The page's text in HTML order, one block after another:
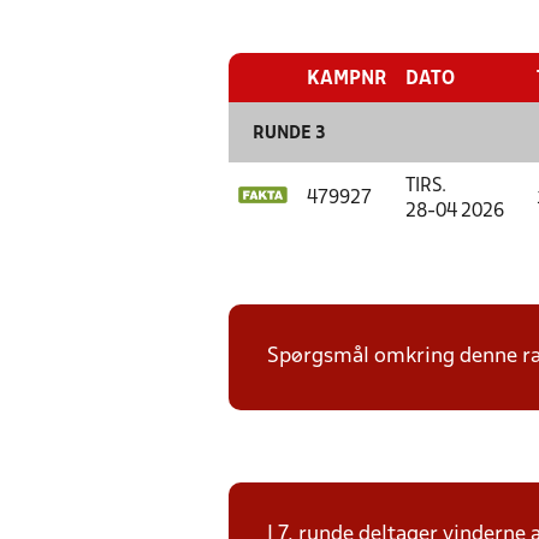
KAMPNR DATO
RUNDE 3
479927
TIRS.
28-04 2026
Spørgsmål omkring denne
I 7. runde deltager vinderne